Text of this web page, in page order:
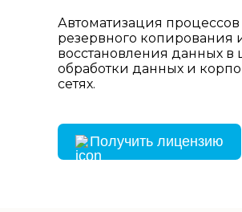
Автоматизация процессов
резервного копирования
восстановления данных в
обработки данных и
сетях.
Получить лицензию